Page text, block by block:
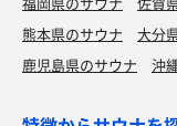
熊本県のサウナ
大分
鹿児島県のサウナ
沖